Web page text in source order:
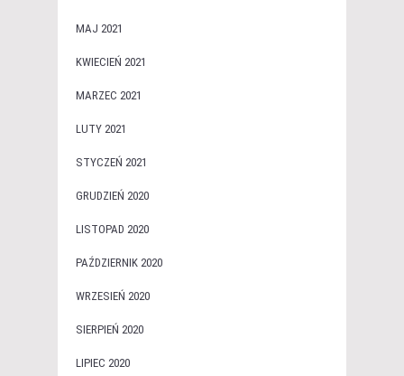
MAJ 2021
KWIECIEŃ 2021
MARZEC 2021
LUTY 2021
STYCZEŃ 2021
GRUDZIEŃ 2020
LISTOPAD 2020
PAŹDZIERNIK 2020
WRZESIEŃ 2020
SIERPIEŃ 2020
LIPIEC 2020